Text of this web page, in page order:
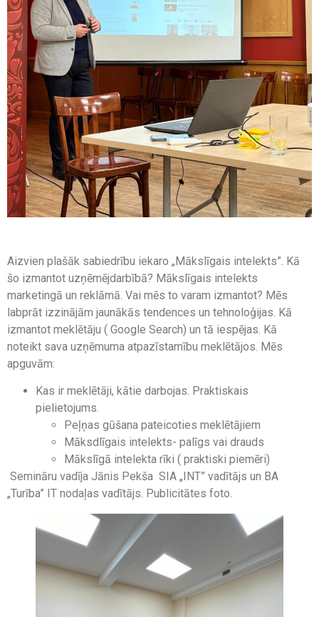
Aizvien plašāk sabiedrību iekaro „Mākslīgais intelekts”. Kā
šo izmantot uzņēmējdarbībā? Mākslīgais intelekts
marketingā un reklāmā. Vai mēs to varam izmantot? Mēs
labprāt izzinājām jaunākās tendences un tehnoloģijas. Kā
izmantot meklētāju ( Google Search) un tā iespējas. Kā
noteikt sava uzņēmuma atpazīstamību meklētājos. Mēs
apguvām:
Kas ir meklētāji, kātie darbojas. Praktiskais
pielietojums.
Peļņas gūšana pateicoties meklētājiem
Māksdlīgais intelekts- palīgs vai drauds
Mākslīgā intelekta rīki ( praktiski piemēri)
Semināru vadīja Jānis Pekša SIA „INT” vadītājs un BA
„Turība” IT nodaļas vadītājs. Publicitātes foto.